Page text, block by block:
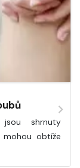
shrnuty
mohou obtíže